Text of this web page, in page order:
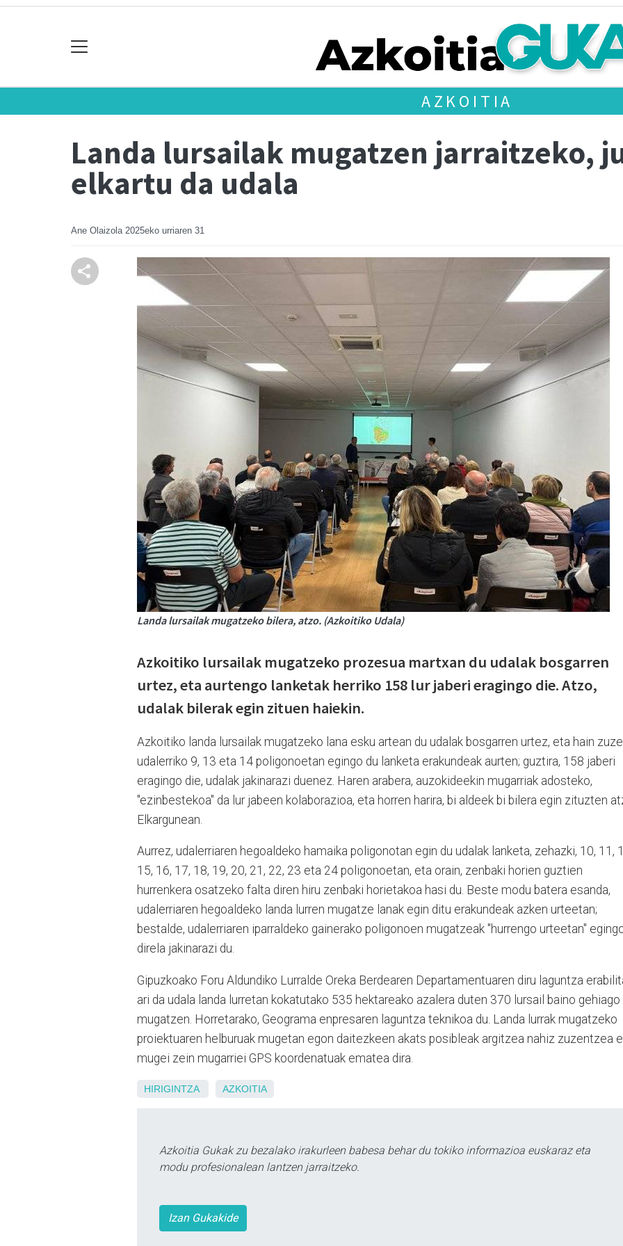
AZKOITIA
Landa lursailak mugatzen jarraitzeko,
elkartu da udala
Ane Olaizola 2025eko urriaren 31
Landa lursailak mugatzeko bilera, atzo. (Azkoitiko Udala)
Azkoitiko lursailak mugatzeko prozesua martxan du udalak bosgarren
urtez, eta aurtengo lanketak herriko 158 lur jaberi eragingo die. Atzo,
udalak bilerak egin zituen haiekin.
Azkoitiko landa lursailak mugatzeko lana esku artean du udalak bosgarren urtez, eta hain
udalerriko 9, 13 eta 14 poligonoetan egingo du lanketa erakundeak aurten; guztira, 158 jaberi
eragingo die, udalak jakinarazi duenez. Haren arabera, auzokideekin mugarriak adosteko,
"ezinbestekoa" da lur jabeen kolaborazioa, eta horren harira, bi aldeek bi bilera egin zituzten
Elkargunean.
Aurrez, udalerriaren hegoaldeko hamaika poligonotan egin du udalak lanketa, zehazki, 10, 11,
15, 16, 17, 18, 19, 20, 21, 22, 23 eta 24 poligonoetan, eta orain, zenbaki horien guztien
hurrenkera osatzeko falta diren hiru zenbaki horietakoa hasi du. Beste modu batera esanda,
udalerriaren hegoaldeko landa lurren mugatze lanak egin ditu erakundeak azken urteetan;
bestalde, udalerriaren iparraldeko gainerako poligonoen mugatzeak "hurrengo urteetan"
direla jakinarazi du.
Gipuzkoako Foru Aldundiko Lurralde Oreka Berdearen Departamentuaren diru laguntza
ari da udala landa lurretan kokatutako 535 hektareako azalera duten 370 lursail baino gehiago
mugatzen. Horretarako, Geograma enpresaren laguntza teknikoa du. Landa lurrak mugatzeko
proiektuaren helburuak mugetan egon daitezkeen akats posibleak argitzea nahiz zuzentzea
mugei zein mugarriei GPS koordenatuak ematea dira.
HIRIGINTZA AZKOITIA
Azkoitia Gukak zu bezalako irakurleen babesa behar du tokiko informazioa euskaraz eta
modu profesionalean lantzen jarraitzeko.
Izan Gukakide